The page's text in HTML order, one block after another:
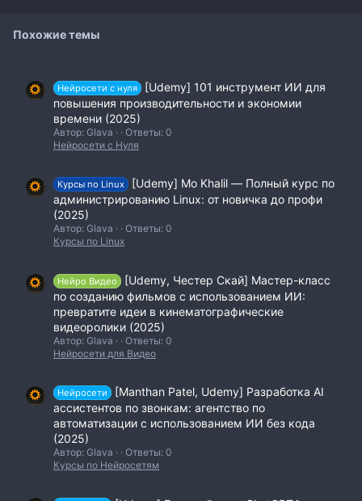
Похожие темы
Нейросети с нуля
[Udemy] 101 инструмент ИИ для
повышения производительности и экономии
времени (2025)
Автор: Glava
Ответы: 0
Нейросети с Нуля
Курсы по Linux
[Udemy] Mo Khalil ― Полный курс по
администрированию Linux: от новичка до профи
(2025)
Автор: Glava
Ответы: 0
Курсы по Linux
Нейро Видео
[Udemy, Честер Скай] Мастер-класс
по созданию фильмов с использованием ИИ:
превратите идеи в кинематографические
видеоролики (2025)
Автор: Glava
Ответы: 0
Нейросети для Видео
Нейросети
[Manthan Patel, Udemy] Разработка AI
ассистентов по звонкам: агентство по
автоматизации с использованием ИИ без кода
(2025)
Автор: Glava
Ответы: 0
Курсы по Нейросетям